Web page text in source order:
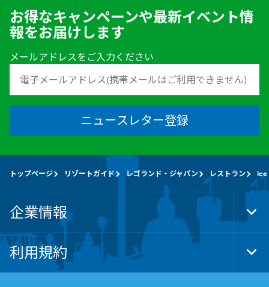
お得なキャンペーンや最新イベント情
報をお届けします
メールアドレスをご入力ください
ニュースレター登録
トップページ リゾートガイド レゴランド・ジャパン レストラン
企業情報
利用規約